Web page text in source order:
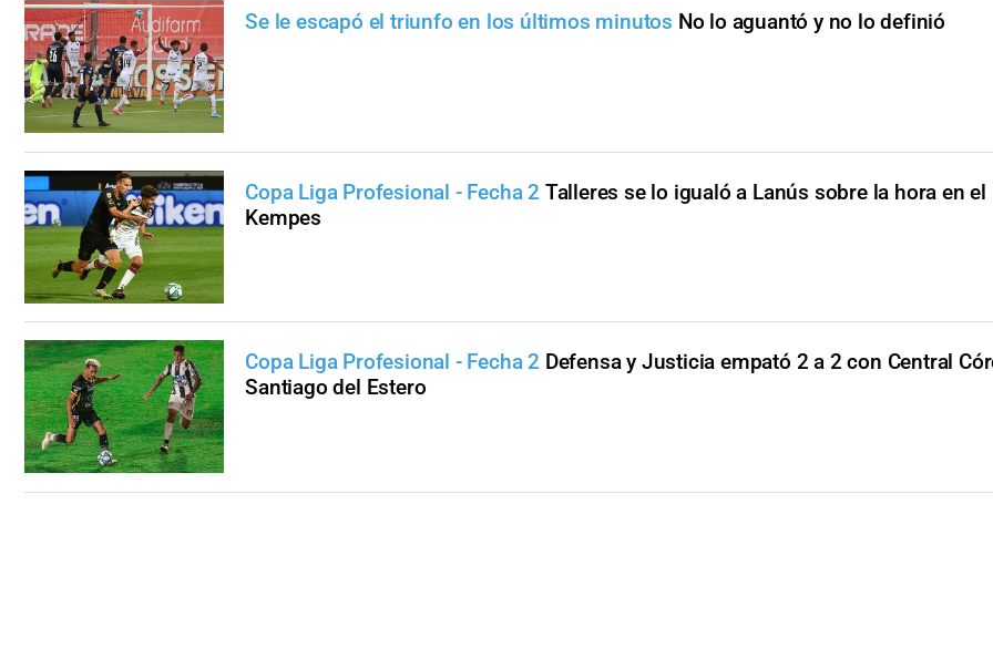
Se le escapó el triunfo en los últimos minutos No lo aguantó y no lo definió
Copa Liga Profesional - Fecha 2 Talleres se lo igualó a Lanús sobre la hora en
Kempes
Copa Liga Profesional - Fecha 2 Defensa y Justicia empató 2 a 2 con Central
Santiago del Estero